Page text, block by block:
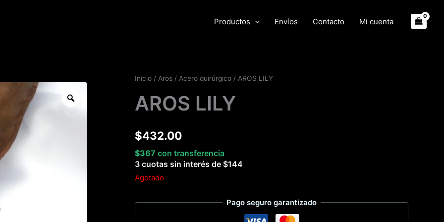
Productos Envíos Contacto Mi cuenta
Inicio / Aros / Acero quirúrgico / AROS LILY
AROS LILY
$432.00
$367 con transferencia
3 cuotas sin interés de $144
Agotado
Pago seguro garantizado